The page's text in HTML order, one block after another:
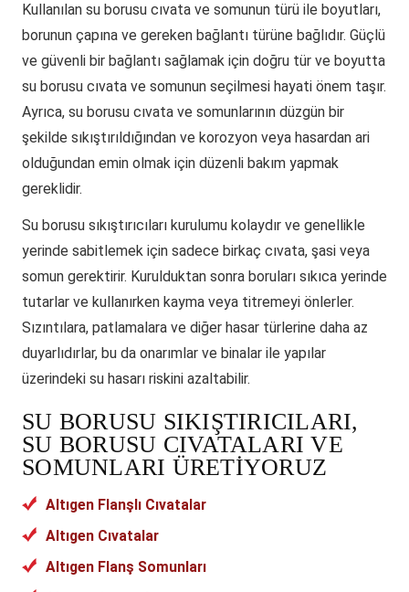
Kullanılan su borusu cıvata ve somunun türü ile boyutları,
borunun çapına ve gereken bağlantı türüne bağlıdır. Güçlü
ve güvenli bir bağlantı sağlamak için doğru tür ve boyutta
su borusu cıvata ve somunun seçilmesi hayati önem taşır.
Ayrıca, su borusu cıvata ve somunlarının düzgün bir
şekilde sıkıştırıldığından ve korozyon veya hasardan ari
olduğundan emin olmak için düzenli bakım yapmak
gereklidir.
Su borusu sıkıştırıcıları kurulumu kolaydır ve genellikle
yerinde sabitlemek için sadece birkaç cıvata, şasi veya
somun gerektirir. Kurulduktan sonra boruları sıkıca yerinde
tutarlar ve kullanırken kayma veya titremeyi önlerler.
Sızıntılara, patlamalara ve diğer hasar türlerine daha az
duyarlıdırlar, bu da onarımlar ve binalar ile yapılar
üzerindeki su hasarı riskini azaltabilir.
SU BORUSU SIKIŞTIRICILARI,
SU BORUSU CIVATALARI VE
SOMUNLARI ÜRETIYORUZ
Altıgen Flanşlı Cıvatalar
Altıgen Cıvatalar
Altıgen Flanş Somunları